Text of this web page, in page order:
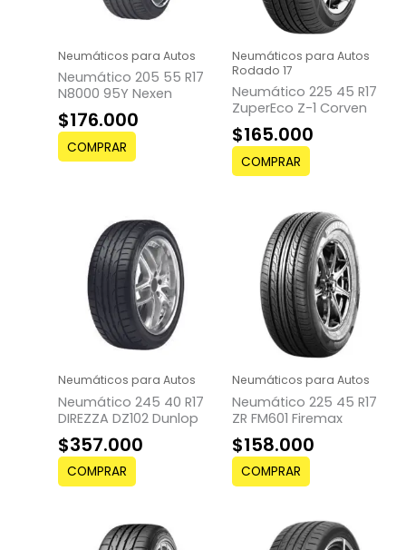
Neumáticos para Autos
Neumático 205 55 R17
N8000 95Y Nexen
$176.000
COMPRAR
Neumáticos para Autos
Rodado 17
Neumático 225 45 R17
ZuperEco Z-1 Corven
$165.000
COMPRAR
Neumáticos para Autos
Neumático 245 40 R17
DIREZZA DZ102 Dunlop
$357.000
COMPRAR
Neumáticos para Autos
Neumático 225 45 R17
ZR FM601 Firemax
$158.000
COMPRAR